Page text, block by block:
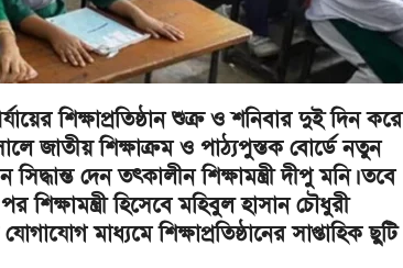
শিক্ষাপ্রতিষ্ঠান শুক্র ও শনিবার দুই দিন করে
জাতীয় শিক্ষাক্রম ও পাঠ্যপুস্তক বোর্ডে নতুন
দেন তৎকালীন শিক্ষামন্ত্রী দীপু মনি। তবে
শিক্ষামন্ত্রী হিসেবে মহিবুল হাসান চৌধুরী
মাধ্যমে শিক্ষাপ্রতিষ্ঠানের সাপ্তাহিক ছুটি